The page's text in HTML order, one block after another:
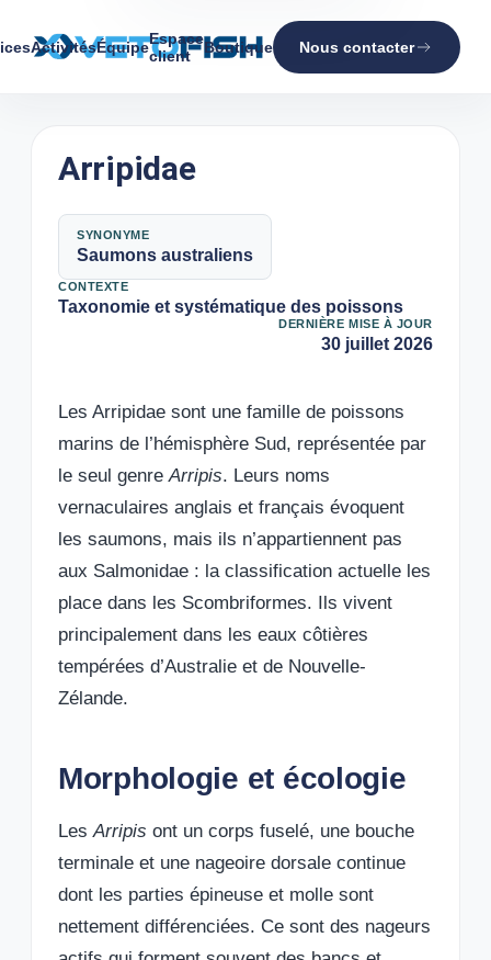
ActivitésÉquipeEspace
client
Boutique Nous contacter
Arripidae
SYNONYME
Saumons australiens
CONTEXTE
Taxonomie et systématique des poissons
DERNIÈRE MISE À JOUR
30 juillet 2026
Les Arripidae sont une famille de poissons
marins de l’hémisphère Sud, représentée par
le seul genreArripis. Leurs noms
vernaculaires anglais et français évoquent
les saumons, mais ils n’appartiennent pas
aux Salmonidae : la classification actuelle les
place dans les Scombriformes. Ils vivent
principalement dans les eaux côtières
tempérées d’Australie et de Nouvelle-
Zélande.
Morphologie et écologie
LesArripis ont un corps fuselé, une bouche
terminale et une nageoire dorsale continue
dont les parties épineuse et molle sont
nettement différenciées. Ce sont des nageurs